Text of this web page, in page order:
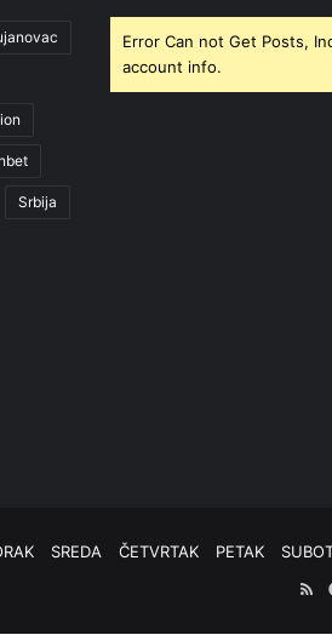
Srbija
Error Can not Get Posts,
account info.
SREDA ČETVRTAK PETAK